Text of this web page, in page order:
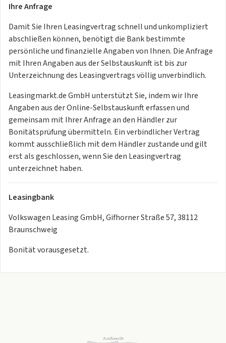
Airbag für Fahrer und Beifahrer, mit Beifahrerairbag-
Deaktivierung
Dreipunkt-Automatiksicherheitsgurt für mittleren
Rücksitzplatz
Elektronisches Stabilisierungsprogramm und
elektromechanischer
Bremskraftverstärker
Proaktives Insassenschutzsystem
Elektronische Parkbremse inkl. Auto-Hold-Funktion
Kopf- und Seitenairbags vorn und hinten, Center-Airbag
Start-Stopp-System mit Bremsenergie-Rückgewinnung
Warnton und -leuchte für nicht angelegte Gurte vorn und
hinten
Notruf-Service, Laufzeit 10 Jahre ab Erstauslieferung,
benötigter Mobilfunknetze
Textilfußmatten vorn und hinten
Vordersitze beheizbar, Sitzfläche und -lehne getrennt
einstellbar
Vordersitze höheneinstellbar, ergoActive-Sitz auf der
geteilt umklappbar, Neigung
Ihre Anfrage
Damit Sie Ihren Leasingvertrag schnell und unkompliziert
abschließen können, benötigt die Bank bestimmte
persönliche und finanzielle Angaben von Ihnen. Die Anfrage
mit Ihren Angaben aus der Selbstauskunft ist bis zur
Unterzeichnung des Leasingvertrags völlig unverbindlich.
Leasingmarkt.de GmbH unterstützt Sie, indem wir Ihre
Angaben aus der Online-Selbstauskunft erfassen und
gemeinsam mit Ihrer Anfrage an den Händler zur
Bonitätsprüfung übermitteln. Ein verbindlicher Vertrag
kommt ausschließlich mit dem Händler zustande und gilt
erst als geschlossen, wenn Sie den Leasingvertrag
unterzeichnet haben.
Leasingbank
Volkswagen Leasing GmbH, Gifhorner Straße 57, 38112
Braunschweig
Bonität vorausgesetzt.